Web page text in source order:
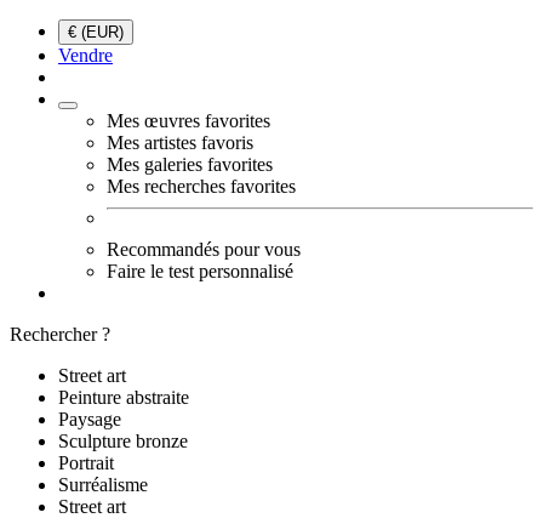
€ (EUR)
Vendre
Mes œuvres favorites
Mes artistes favoris
Mes galeries favorites
Mes recherches favorites
Recommandés pour vous
Faire le test personnalisé
Rechercher ?
Street art
Peinture abstraite
Paysage
Sculpture bronze
Portrait
Surréalisme
Street art